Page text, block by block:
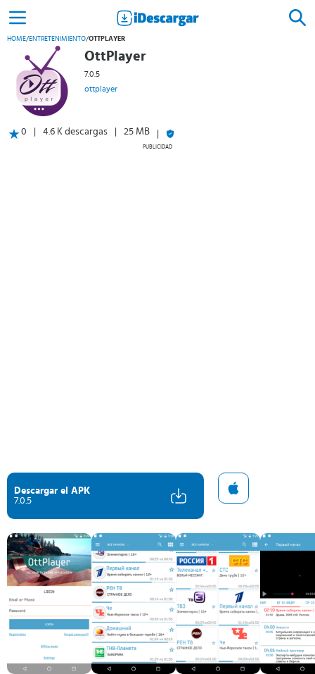
HOME/ENTRETENIMIENTO/OTTPLAYER
OttPlayer
7.0.5
ottplayer
0 4.6 K descargas 25 MB
PUBLICIDAD
Descargar el APK
7.0.5